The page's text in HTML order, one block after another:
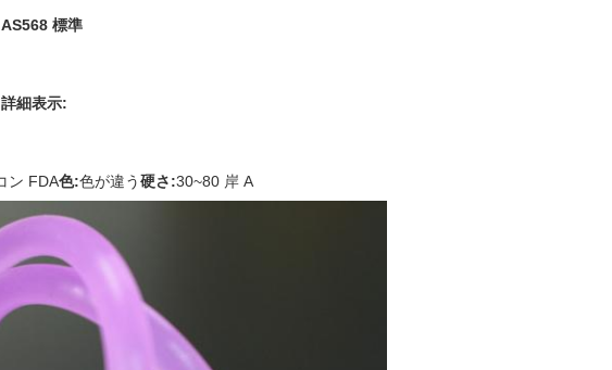
標準
詳細表示:
ン FDA色:色が違う硬さ:30~80 岸 A